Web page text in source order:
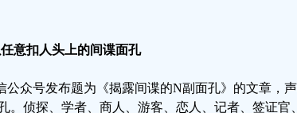
意扣人头上的间谍面孔
公众号发布题为《揭露间谍的N副面孔》的文章，
。侦探、学者、商人、游客、恋人、记者、签证官